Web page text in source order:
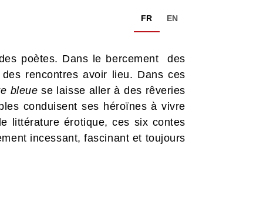
FR EN
poètes. Dans le bercement des
rencontres avoir lieu. Dans ces
bleue se laisse aller à des rêveries
conduisent ses héroïnes à vivre
littérature érotique, ces six contes
incessant, fascinant et toujours